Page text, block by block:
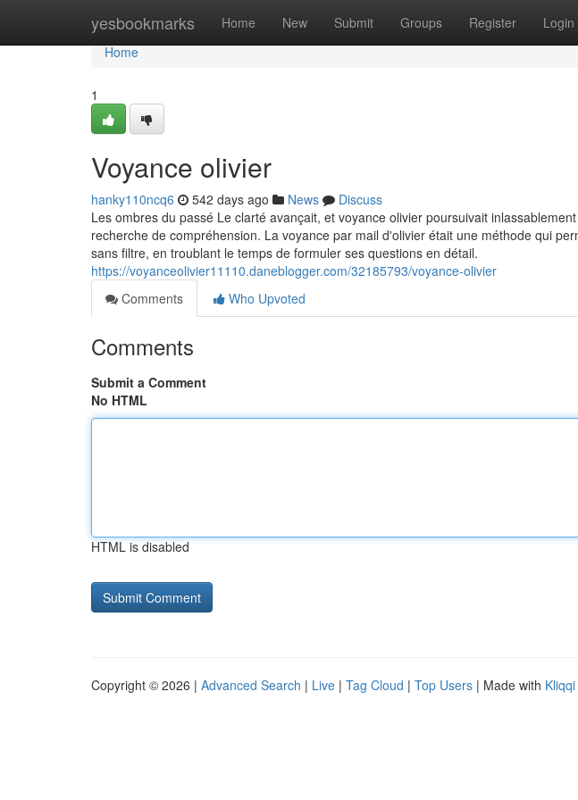
yesbookmarks Home New Submit Groups Register Login
Home
Home
1
Voyance olivier
hanky110ncq6 542 days ago News
Discuss
Les ombres du passé Le clarté avançait, et voyance olivier poursuivait
recherche de compréhension. La voyance par mail d'olivier était une méthode qui
sans filtre, en troublant le temps de formuler ses questions en détail.
https://voyanceolivier11110.daneblogger.com/32185793/voyance-olivier
Comments
Who Upvoted
Comments
Submit a Comment
No HTML
HTML is disabled
Copyright © 2026 | Advanced Search | Live | Tag Cloud | Top Users | Made with